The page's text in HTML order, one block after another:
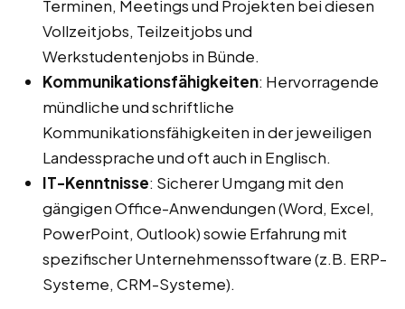
Terminen, Meetings und Projekten bei diesen
Vollzeitjobs, Teilzeitjobs und
Werkstudentenjobs in Bünde.
Kommunikationsfähigkeiten: Hervorragende
mündliche und schriftliche
Kommunikationsfähigkeiten in der jeweiligen
Landessprache und oft auch in Englisch.
IT-Kenntnisse: Sicherer Umgang mit den
gängigen Office-Anwendungen (Word, Excel,
PowerPoint, Outlook) sowie Erfahrung mit
spezifischer Unternehmenssoftware (z.B. ERP-
Systeme, CRM-Systeme).